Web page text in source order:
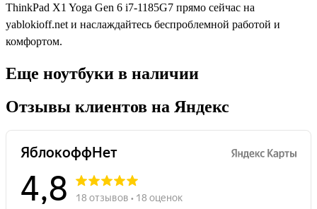
Еще ноутбуки в наличии
Отзывы клиентов на Яндекс